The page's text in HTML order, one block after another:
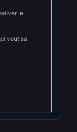
le
veut sa